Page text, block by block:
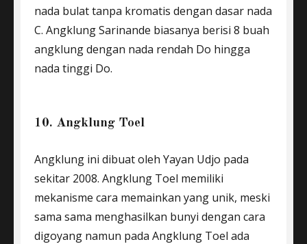
nada bulat tanpa kromatis dengan dasar nada
C. Angklung Sarinande biasanya berisi 8 buah
angklung dengan nada rendah Do hingga
nada tinggi Do.
10. Angklung Toel
Angklung ini dibuat oleh Yayan Udjo pada
sekitar 2008. Angklung Toel memiliki
mekanisme cara memainkan yang unik, meski
sama sama menghasilkan bunyi dengan cara
digoyang namun pada Angklung Toel ada